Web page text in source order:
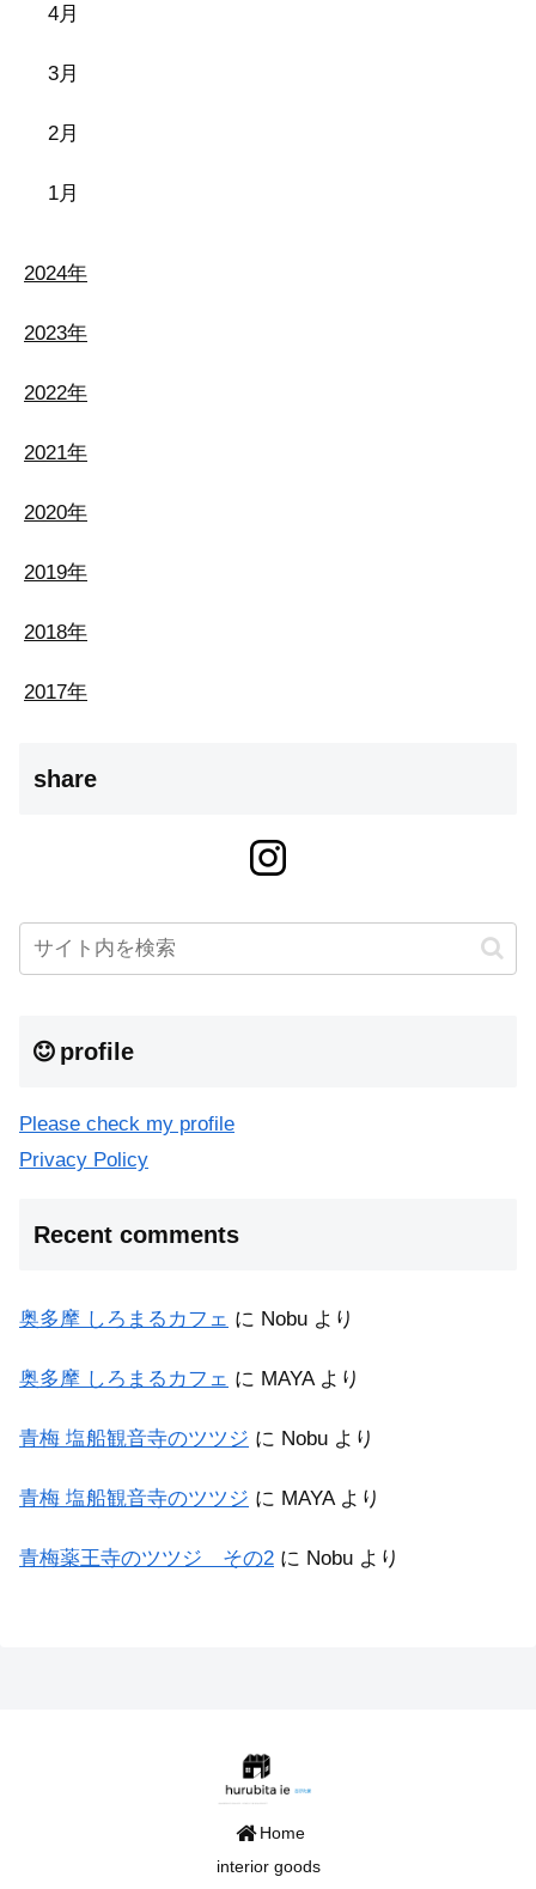
4月
3月
2月
1月
2024年
2023年
2022年
2021年
2020年
2019年
2018年
2017年
share
profile
Please check my profile
Privacy Policy
Recent comments
奥多摩 しろまるカフェ に Nobu より
奥多摩 しろまるカフェ に MAYAより
青梅 塩船観音寺のツツジ に Nobu より
青梅 塩船観音寺のツツジ に MAYAより
青梅薬王寺のツツジ その2 に Nobu より
Home
interior goods